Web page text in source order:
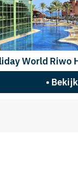
World Riwo
•